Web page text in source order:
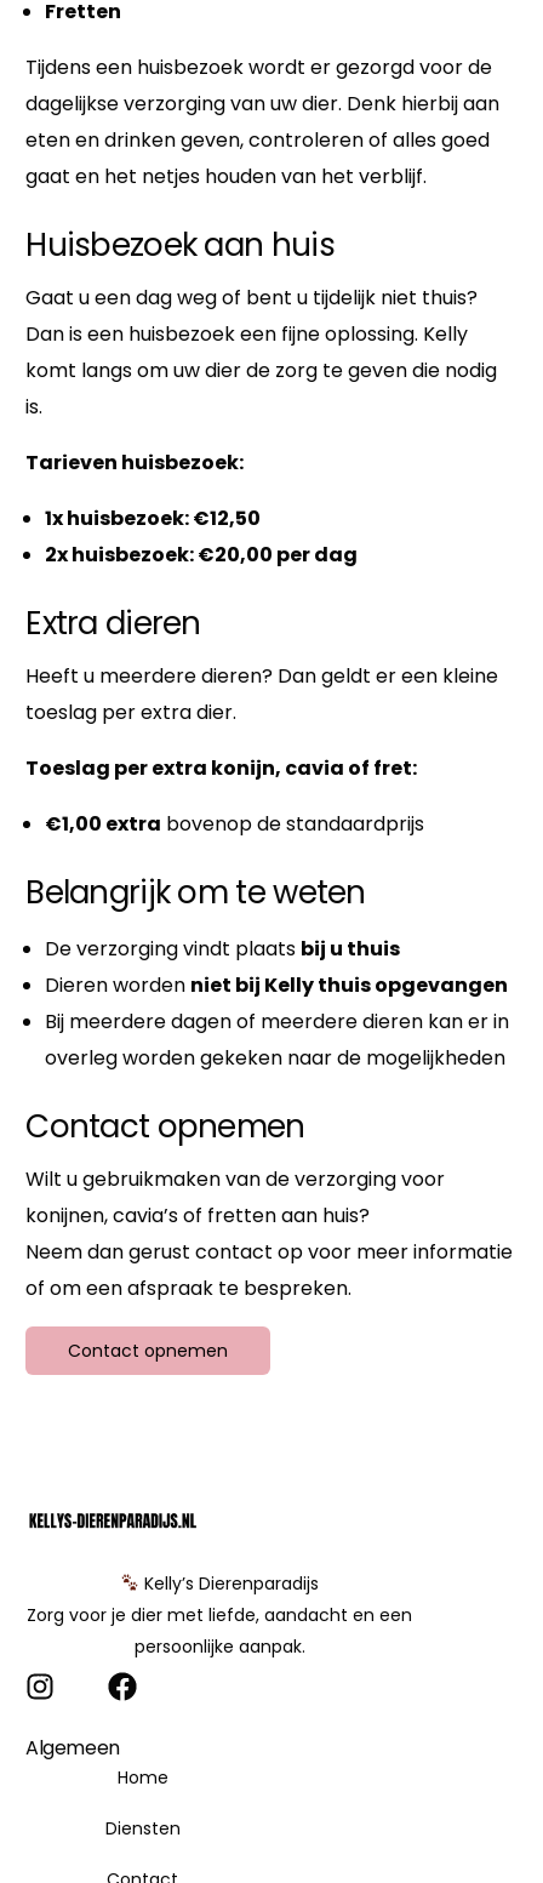
Fretten
Tijdens een huisbezoek wordt er gezorgd voor de
dagelijkse verzorging van uw dier. Denk hierbij aan
eten en drinken geven, controleren of alles goed
gaat en het netjes houden van het verblijf.
Huisbezoek aan huis
Gaat u een dag weg of bent u tijdelijk niet thuis?
Dan is een huisbezoek een fijne oplossing. Kelly
komt langs om uw dier de zorg te geven die nodig
is.
Tarieven huisbezoek:
1x huisbezoek: €12,50
2x huisbezoek: €20,00 per dag
Extra dieren
Heeft u meerdere dieren? Dan geldt er een kleine
toeslag per extra dier.
Toeslag per extra konijn, cavia of fret:
€1,00 extra bovenop de standaardprijs
Belangrijk om te weten
De verzorging vindt plaats bij u thuis
Dieren worden niet bij Kelly thuis opgevangen
Bij meerdere dagen of meerdere dieren kan er in
overleg worden gekeken naar de mogelijkheden
Contact opnemen
Wilt u gebruikmaken van de verzorging voor
konijnen, cavia’s of fretten aan huis?
Neem dan gerust contact op voor meer informatie
of om een afspraak te bespreken.
Contact opnemen
Kelly’s Dierenparadijs
Zorg voor je dier met liefde, aandacht en een
persoonlijke aanpak.
Algemeen
Home
Diensten